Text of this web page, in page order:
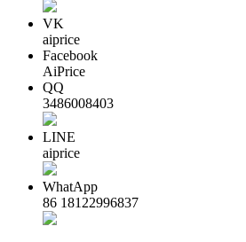
VK
aiprice
Facebook
AiPrice
QQ
3486008403
LINE
aiprice
WhatApp
86 18122996837